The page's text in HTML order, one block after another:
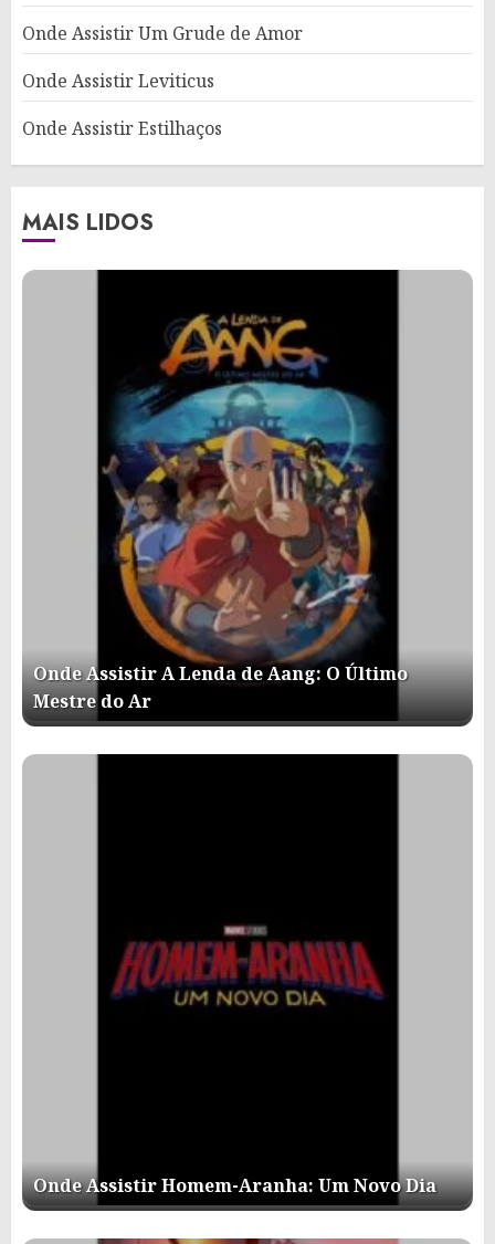
Onde Assistir Um Grude de Amor
Onde Assistir Leviticus
Onde Assistir Estilhaços
MAIS LIDOS
Onde Assistir A Lenda de Aang: O Último
Mestre do Ar
Onde Assistir Homem-Aranha: Um Novo Dia